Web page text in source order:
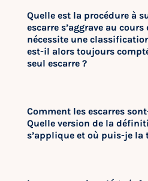
Quelle est la procédure à
escarre s’aggrave au
nécessite une
est-il alors toujours
seul escarre ?
Comment les escarres
Quelle version de la
s’applique et où puis-je la